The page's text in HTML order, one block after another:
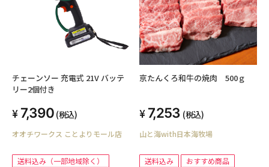
チェーンソー 充電式 21V バッテ
リー2個付き
7,390 (税込)
オオチワークス ことよりモール店
送料込み（一部地域除く）
京たんくろ和牛の焼肉 500ｇ
7,253 (税込)
山と海with日本海牧場
送料込み おすすめ商品